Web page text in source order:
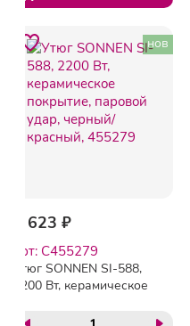
нов
1 623 ₽
арт: C455279
Утюг SONNEN SI-588,
2200 Вт, керамическое
черный/красный, 455279